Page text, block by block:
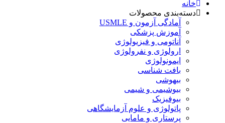
خانه
دسته‌بندی محصولات
آمادگی آزمون و USMLE
آموزش پزشکی
آناتومی و فیزیولوژی
ارولوژی و نفرولوژی
ایمونولوژی
بافت شناسی
بیهوشی
بیوشیمی و شیمی
بیوفیزیک
پاتولوژی و علوم آزمایشگاهی
پرستاری و مامایی